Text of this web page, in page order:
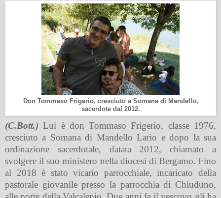
Don Tommaso Frigerio, cresciuto a Somana di Mandello,
sacerdote dal 2012.
(C.Bott.) Lui è don Tommaso Frigerio, classe 1976,
cresciuto a Somana di Mandello Lario e dopo la sua
ordinazione sacerdotale, datata 2012, chiamato a
svolgere il suo ministero nella diocesi di Bergamo. Fino
al 2018 è stato vicario parrocchiale, incaricato della
pastorale giovanile presso la parrocchia di Chiuduno,